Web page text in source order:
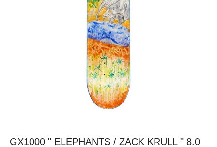
GX1000 " ELEPHANTS / ZACK KRULL " 8.0